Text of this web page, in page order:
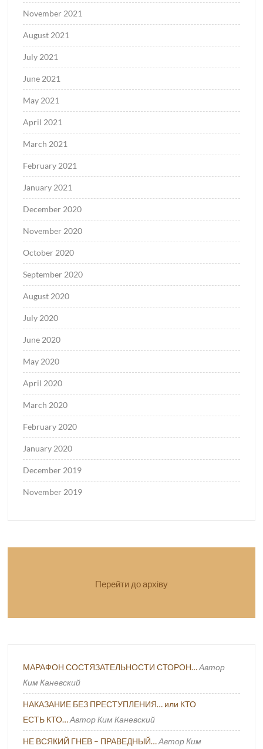
November 2021
August 2021
July 2021
June 2021
May 2021
April 2021
March 2021
February 2021
January 2021
December 2020
November 2020
October 2020
September 2020
August 2020
July 2020
June 2020
May 2020
April 2020
March 2020
February 2020
January 2020
December 2019
November 2019
Перейти до архіву
МАРАФОН СОСТЯЗАТЕЛЬНОСТИ СТОРОН… Автор
Ким Каневский
НАКАЗАНИЕ БЕЗ ПРЕСТУПЛЕНИЯ… или КТО
ЕСТЬ КТО… Автор Ким Каневский
НЕ ВСЯКИЙ ГНЕВ – ПРАВЕДНЫЙ… Автор Ким